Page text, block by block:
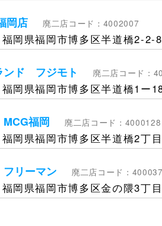
岡店
廃二店コード：4002007
福岡県福岡市博多区半道橋2-2-8
ンド フジモト
廃二店コード：
福岡県福岡市博多区半道橋1ー
福岡
廃二店コード：4000128
福岡県福岡市博多区半道橋2丁
リーマン
廃二店コード：
福岡県福岡市博多区金の隈3丁